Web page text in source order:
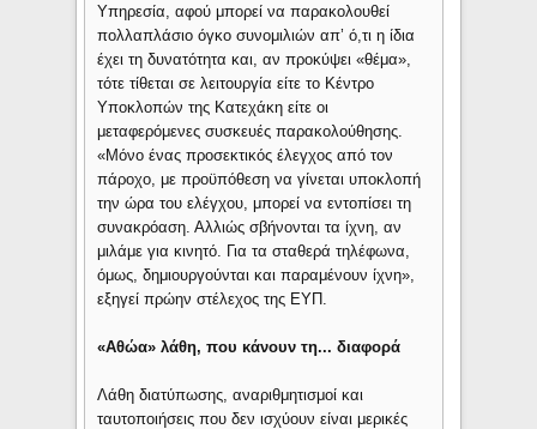
Υπηρεσία, αφού μπορεί να παρακολουθεί
πολλαπλάσιο όγκο συνομιλιών απ’ ό,τι η ίδια
έχει τη δυνατότητα και, αν προκύψει «θέμα»,
τότε τίθεται σε λειτουργία είτε το Κέντρο
Υποκλοπών της Κατεχάκη είτε οι
μεταφερόμενες συσκευές παρακολούθησης.
«Μόνο ένας προσεκτικός έλεγχος από τον
πάροχο, με προϋπόθεση να γίνεται υποκλοπή
την ώρα του ελέγχου, μπορεί να εντοπίσει τη
συνακρόαση. Αλλιώς σβήνονται τα ίχνη, αν
μιλάμε για κινητό. Για τα σταθερά τηλέφωνα,
όμως, δημιουργούνται και παραμένουν ίχνη»,
εξηγεί πρώην στέλεχος της ΕΥΠ.
«Αθώα» λάθη, που κάνουν τη... διαφορά
Λάθη διατύπωσης, αναριθμητισμοί και
ταυτοποιήσεις που δεν ισχύουν είναι μερικές